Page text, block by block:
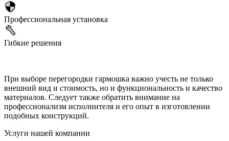
Профессиональная установка
Гибкие решения
При выборе перегородки гармошка важно учесть не только
внешний вид и стоимость, но и функциональность и качество
материалов. Следует также обратить внимание на
профессионализм исполнителя и его опыт в изготовлении
подобных конструкций.
Услуги нашей компании